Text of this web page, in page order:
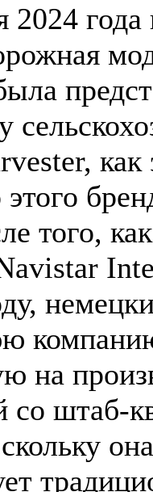
2024
того,
на
со штаб-